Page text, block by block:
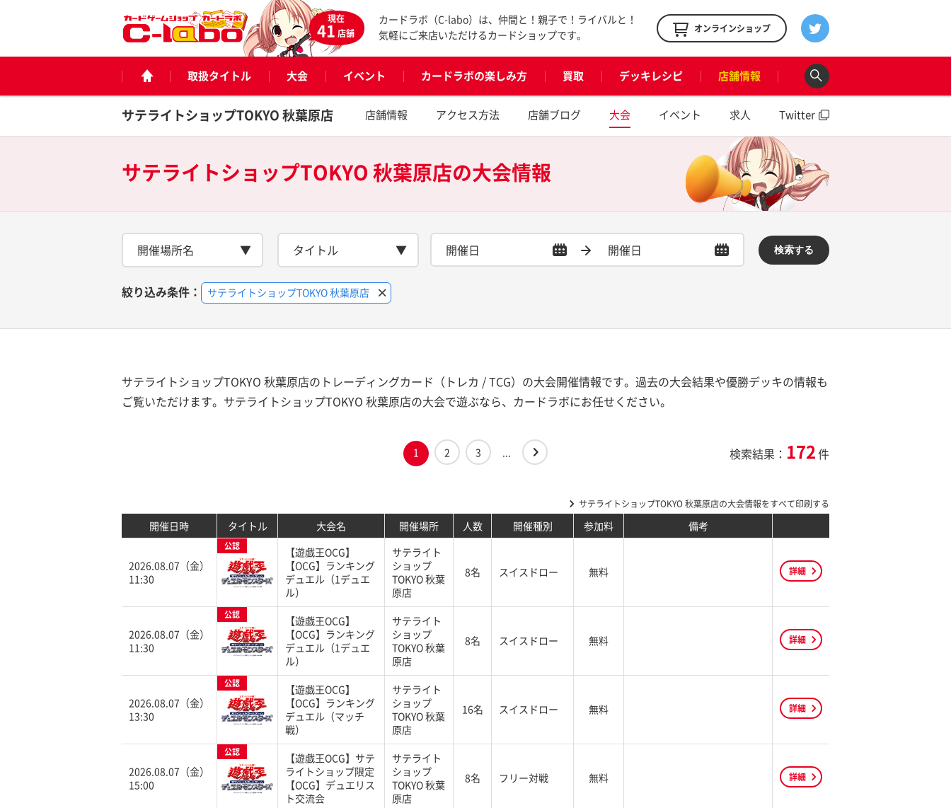
現在
41店舗
カードラボ（C-labo）は、仲間と！親子で！ライバルと！
気軽にご来店いただけるカードショップです。
オンラインショップ
取扱タイトル 大会 イベント カードラボの楽しみ方 買取 デッキレシピ 店舗情報
サテライトショップTOKYO 秋葉原店 店舗情報 アクセス方法 店舗ブログ 大会 イベント 求人 Twitter
サテライトショップTOKYO 秋葉原店の大会情報
開催場所名 タイトル 検索する
絞り込み条件： サテライトショップTOKYO 秋葉原店
サテライトショップTOKYO 秋葉原店のトレーディングカード（トレカ / TCG）の大会開催情報です。過去の大会結果や優勝デッキの情報も
ご覧いただけます。サテライトショップTOKYO 秋葉原店の大会で遊ぶなら、カードラボにお任せください。
1 2 3 ... 検索結果： 172件
サテライトショップTOKYO 秋葉原店の大会情報をすべて印刷する
開催日時 タイトル 大会名 開催場所 人数 開催種別 参加料 備考
2026.08.07（金）
11:30
公認
【遊戯王OCG】
【OCG】ランキング
デュエル（1デュエ
ル）
サテライト
ショップ
TOKYO 秋葉
原店
8名 スイスドロー 無料 詳細
2026.08.07（金）
11:30
公認
【遊戯王OCG】
【OCG】ランキング
デュエル（1デュエ
ル）
サテライト
ショップ
TOKYO 秋葉
原店
8名 スイスドロー 無料 詳細
2026.08.07（金）
13:30
公認
【遊戯王OCG】
【OCG】ランキング
デュエル（マッチ
戦）
サテライト
ショップ
TOKYO 秋葉
原店
16名 スイスドロー 無料 詳細
2026.08.07（金）
15:00
公認
【遊戯王OCG】サテ
ライトショップ限定
【OCG】デュエリス
ト交流会
サテライト
ショップ
TOKYO 秋葉
原店
8名 フリー対戦 無料 詳細